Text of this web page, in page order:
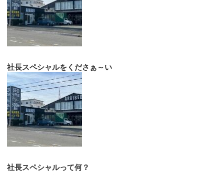
社長スペシャルをくださぁ～い
社長スペシャルって何？